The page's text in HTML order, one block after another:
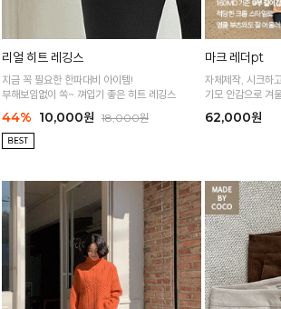
리얼 히트 레깅스
지금 꼭 필요한 한파대비 아이템!
부해보임없이 쏙~ 껴입기 좋은 히트 레깅스
44% 10,000원 18,000원
마크 레더pt
자체제작, 시크하
기모 안감으로 겨
62,000원